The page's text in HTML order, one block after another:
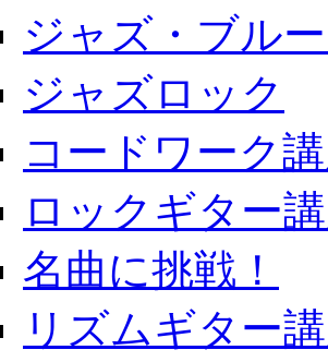
ジャズ・ブル
ジャズロック
コードワーク
ロックギター
名曲に挑戦！
リズムギター